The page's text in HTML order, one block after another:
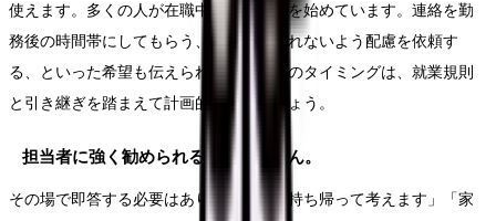
使えます。多くの人が在職中に情報収集を始めています。連絡を勤
務後の時間帯にしてもらう、職場に知られないよう配慮を依頼す
る、といった希望も伝えられます。退職のタイミングは、就業規則
と引き継ぎを踏まえて計画的に進めましょう。
担当者に強く勧められると断れません。
その場で即答する必要はありません。「持ち帰って考えます」「家